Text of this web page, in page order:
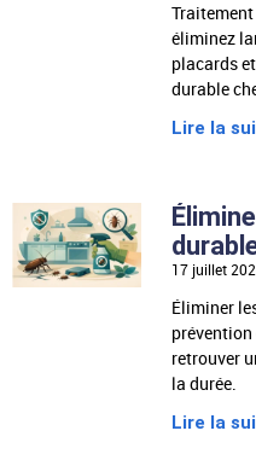
éliminez
placards
durable
Lire la
17 juillet
Éliminer
retrouver
la durée.
Lire la